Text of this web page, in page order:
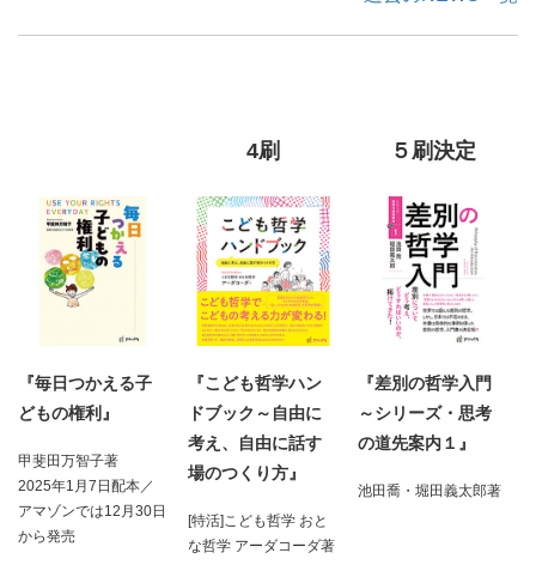
『毎日つかえる子
どもの権利』
甲斐田万智子著
2025年1月7日配本／
アマゾンでは12月30日
から発売
4刷
『こども哲学ハン
ドブック～自由に
考え、自由に話す
場のつくり方』
[特活]こども哲学 おと
な哲学 アーダコーダ著
５刷決定
『差別の哲学入門
～シリーズ・思考
の道先案内１』
池田喬・堀田義太郎著